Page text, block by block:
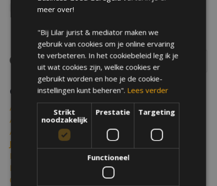
Juridisch Advies
Categorieën
Alle categorieën
Algemene Voorwaarden
Arbeidsmediation
Juridisch Advies
Mama Met Recht
Mediation
Online Ondernemen
meer over!
"Bij Lilar jurist & mediator maken we
gebruik van cookies om je online ervaring
te verbeteren. In het cookiebeleid leg ik je
uit wat cookies zijn, welke cookies er
gebruikt worden en hoe je de cookie-
instellingen kunt beheren". Lees verder
Strikt
noodzakelijk
Prestatie Targeting
Functioneel